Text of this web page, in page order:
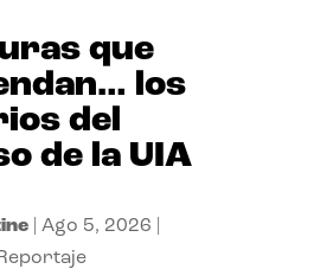
que
los
del
de la UIA
| Ago 5, 2026